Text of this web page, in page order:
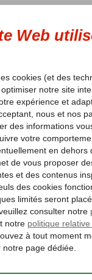
Hotel MS Maestranza